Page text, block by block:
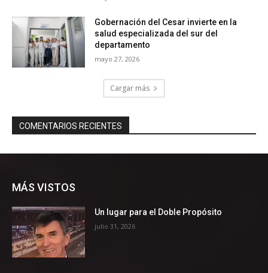
MÁS VISTOS
Un lugar para el Doble Propósito
julio 31, 2026